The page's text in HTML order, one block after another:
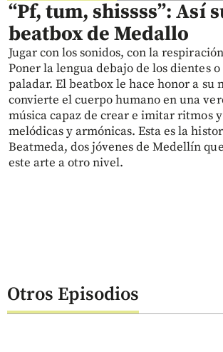
“Pf, tum, shissss”: Así
beatbox de Medallo
Jugar con los sonidos, con la
Poner la lengua debajo de los dientes
paladar. El beatbox le hace honor a su
convierte el cuerpo humano en una
música capaz de crear e imitar ritmos
melódicas y armónicas. Esta es la
Beatmeda, dos jóvenes de Medellín
este arte a otro nivel.
Otros Episodios